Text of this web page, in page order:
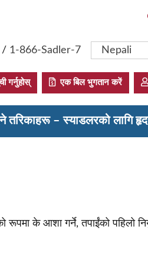
/ 1-866-Sadler-7 Nepali
गर्नुहोस् एक बिल भुगतान करें
तरिकाहरू – स्याडलरको लागि
रूपमा के आशा गर्ने, तपाईंको पहिलो